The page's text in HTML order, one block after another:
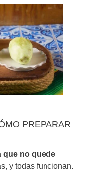
PREPARAR
que no quede
y todas funcionan.